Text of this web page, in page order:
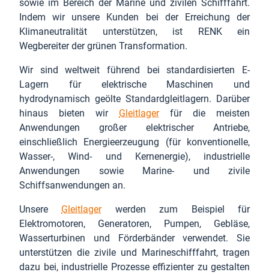
sowie im Bereich der Marine und zivilen Schifffahrt.
Indem wir unsere Kunden bei der Erreichung der
Klimaneutralität unterstützen, ist RENK ein
Wegbereiter der grünen Transformation.
Wir sind weltweit führend bei standardisierten E-
Lagern für elektrische Maschinen und
hydrodynamisch geölte Standardgleitlagern. Darüber
hinaus bieten wir Gleitlagerfür die meisten
Anwendungen großer elektrischer Antriebe,
einschließlich Energieerzeugung (für konventionelle,
Wasser-, Wind- und Kernenergie), industrielle
Anwendungen sowie Marine- und zivile
Schiffsanwendungen an.
Unsere Gleitlagerwerden zum Beispiel für
Elektromotoren, Generatoren, Pumpen, Gebläse,
Wasserturbinen und Förderbänder verwendet. Sie
unterstützen die zivile und Marineschifffahrt, tragen
dazu bei, industrielle Prozesse effizienter zu gestalten